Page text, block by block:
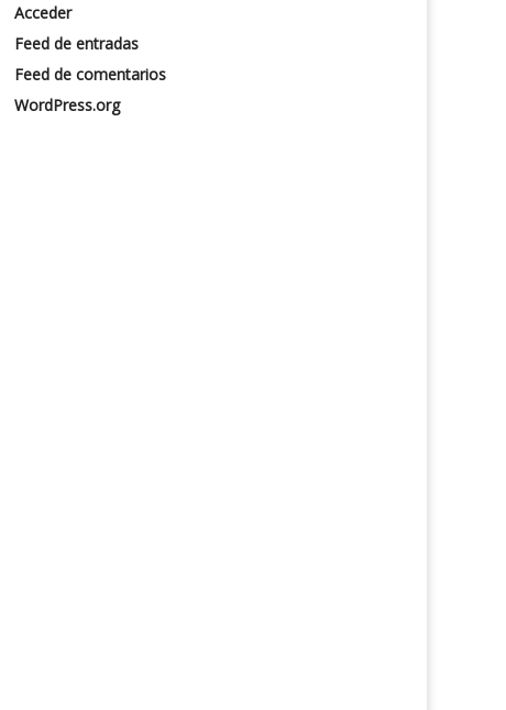
Acceder
Feed de entradas
Feed de comentarios
WordPress.org